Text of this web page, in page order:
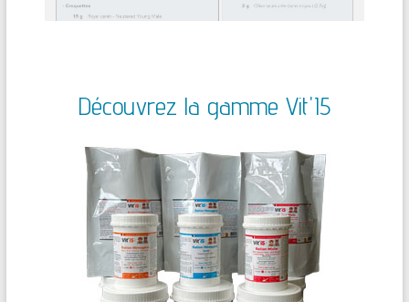
Découvrez la gamme Vit'I5